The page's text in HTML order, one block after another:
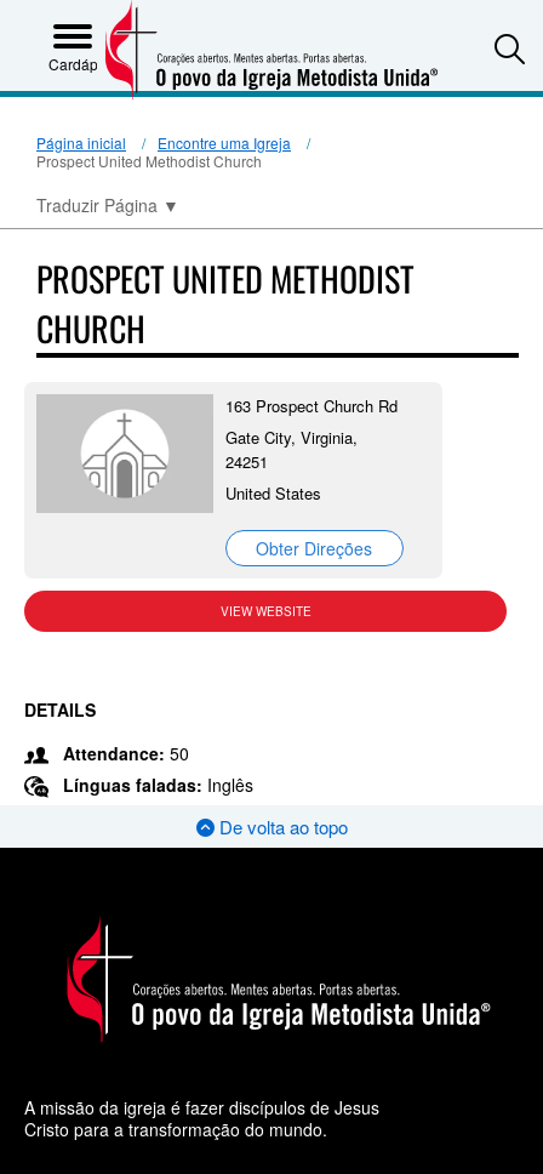
Cardápio
Página inicial
Encontre uma Igreja
Prospect United Methodist Church
Traduzir Página ▼
PROSPECT UNITED METHODIST
CHURCH
163 Prospect Church Rd
Gate City, Virginia,
24251
United States
Obter Direções
VIEW WEBSITE
DETAILS
Attendance: 50
Línguas faladas: Inglês
De volta ao topo
A missão da igreja é fazer discípulos de Jesus
Cristo para a transformação do mundo.